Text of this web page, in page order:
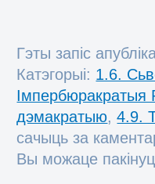
Гэты запіс
Катэгорыі: 1.6.
Імпербюракратыя
дэмакратыю,4.9.
сачыць за
Вы можаце